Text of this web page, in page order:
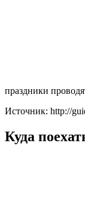
праздники
Источник: http://
Куда